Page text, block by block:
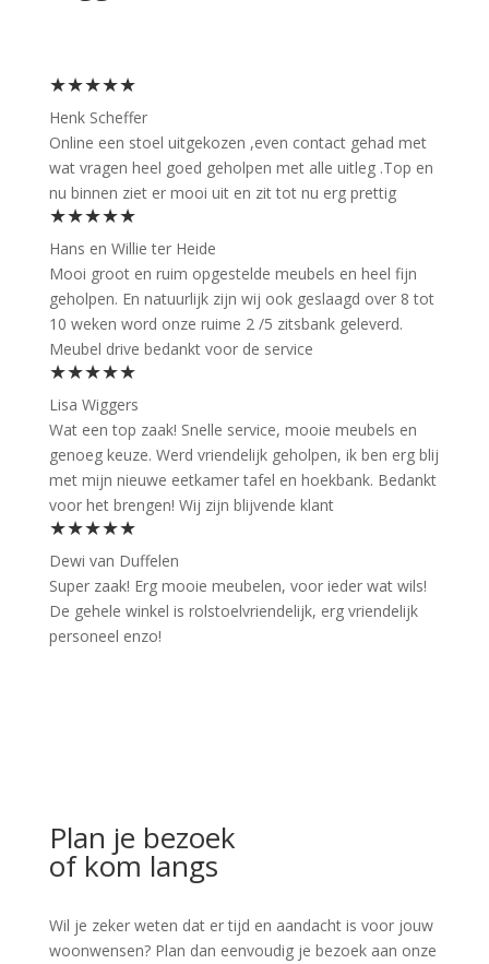
★★★★★
Henk Scheffer
Online een stoel uitgekozen ,even contact gehad met
wat vragen heel goed geholpen met alle uitleg .Top en
nu binnen ziet er mooi uit en zit tot nu erg prettig
★★★★★
Hans en Willie ter Heide
Mooi groot en ruim opgestelde meubels en heel fijn
geholpen. En natuurlijk zijn wij ook geslaagd over 8 tot
10 weken word onze ruime 2 /5 zitsbank geleverd.
Meubel drive bedankt voor de service
★★★★★
Lisa Wiggers
Wat een top zaak! Snelle service, mooie meubels en
genoeg keuze. Werd vriendelijk geholpen, ik ben erg blij
met mijn nieuwe eetkamer tafel en hoekbank. Bedankt
voor het brengen! Wij zijn blijvende klant
★★★★★
Dewi van Duffelen
Super zaak! Erg mooie meubelen, voor ieder wat wils!
De gehele winkel is rolstoelvriendelijk, erg vriendelijk
personeel enzo!
Plan je bezoek
of kom langs
Wil je zeker weten dat er tijd en aandacht is voor jouw
woonwensen? Plan dan eenvoudig je bezoek aan onze